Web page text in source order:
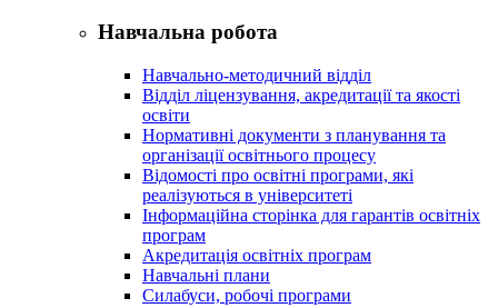
Навчальна робота
Навчально-методичний відділ
Відділ ліцензування, акредитації та якості
освіти
Нормативні документи з планування та
організації освітнього процесу
Відомості про освітні програми, які
реалізуються в університеті
Інформаційна сторінка для гарантів освітніх
програм
Акредитація освітніх програм
Навчальні плани
Силабуси, робочі програми